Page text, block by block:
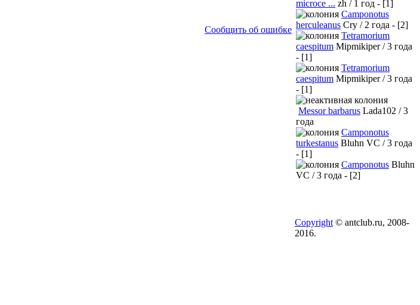
Сообщить об ошибке
microce ... zh / 1 год - [1]
Camponotus
herculeanus Cry / 2 года - [2]
Tetramorium
caespitum Mipmikiper / 3 года
- [1]
Tetramorium
caespitum Mipmikiper / 3 года
- [1]
Messor barbarus Lada102 / 3
года
Camponotus
turkestanus Bluhn VC / 3 года
- [1]
Camponotus Bluhn
VC / 3 года - [2]
Copyright © antclub.ru, 2008-
2016.